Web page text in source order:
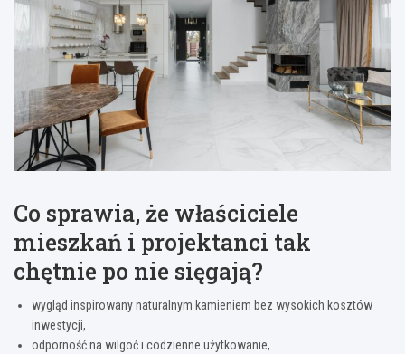
Co sprawia, że właściciele
mieszkań i projektanci tak
chętnie po nie sięgają?
wygląd inspirowany naturalnym kamieniem bez wysokich kosztów
inwestycji,
odporność na wilgoć i codzienne użytkowanie,